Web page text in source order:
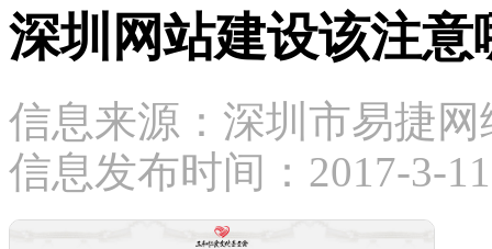
深圳网站建设该注意
信息来源：深圳市易捷
信息发布时间：2017-3-